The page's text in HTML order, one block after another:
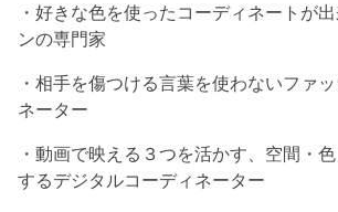
・好きな色を使ったコーディネートが
ンの専門家
・相手を傷つける言葉を使わないファ
ネーター
・動画で映える３つを活かす、空間・
するデジタルコーディネーター